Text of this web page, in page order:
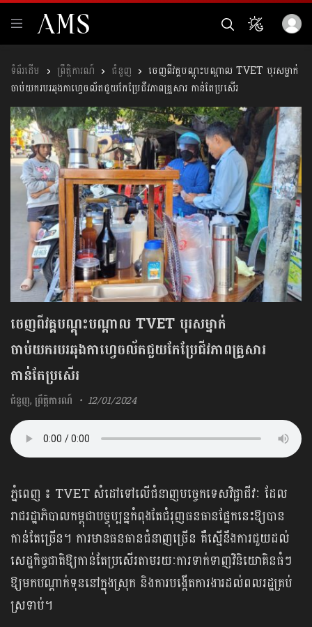
ព្រឹត្តិការណ៍ ជំនួញ
ចេញពីវគ្គបណ្ដុះបណ្ដាល TVET បុរសម្នាក់
ចាប់យករបរឆុងកាហ្វេចល័តជួយកែប្រែជីវភាពគ្រួសារ កាន់តែប្រសើរ
ចេញពីវគ្គបណ្ដុះបណ្ដាល TVET បុរសម្នាក់
ចាប់យករបរឆុងកាហ្វេចល័តជួយកែប្រែជីវភាពគ្រួសារ
កាន់តែប្រសើរ
ជំនួញ,ព្រឹត្តិការណ៍ 12/01/2024
ភ្នំពេញ ៖ TVET សំដៅទៅលើជំនាញបច្ចេកទេសវិជ្ជាជីវៈ ដែល
រាជរដ្ឋាភិបាលកម្ពុជាបច្ចុប្បន្ន​កំពុង​តែជំរុញ​ធនធាន​ផ្នែកនេះឱ្យបាន
កាន់តែច្រើន។ ការមានធនធានជំនាញច្រើន គឺស្មើនឹងការជួយដល់
សេដ្ឋកិច្ច​ជាតិឱ្យកាន់តែប្រសើរតាមរយៈការទាក់ទាញវិនិយោគិនធំៗ
ឱ្យមកបណ្ដាក់ទុននៅក្នុងស្រុក​ និងការ​បង្កើតការងារដល់ពលរដ្ឋគ្រប់
ស្រទាប់។